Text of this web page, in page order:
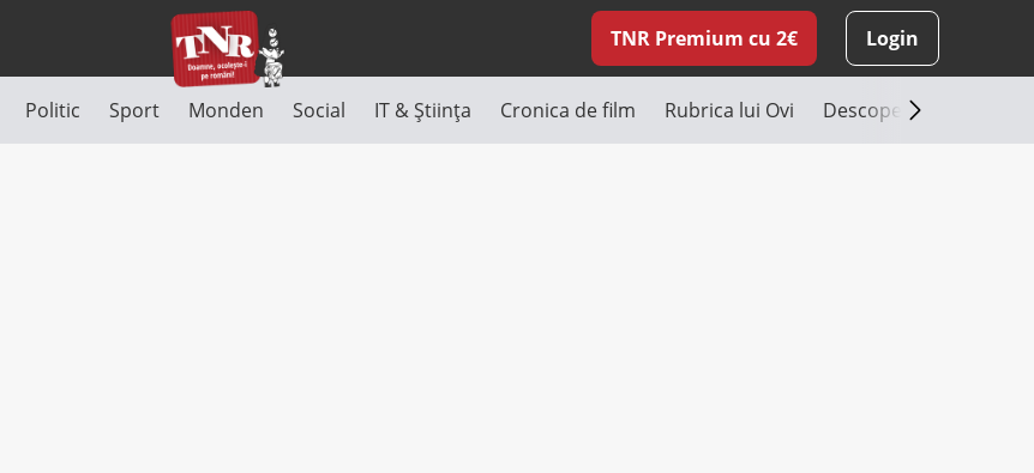
TNR Premium cu 2€ Login
Politic Sport Monden Social IT & Știința Cronica de film Rubrica lui Ovi Descoperă România